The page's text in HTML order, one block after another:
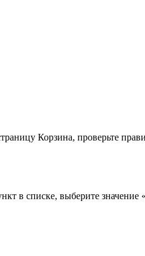
Корзина, проверьте
в списке, выберите